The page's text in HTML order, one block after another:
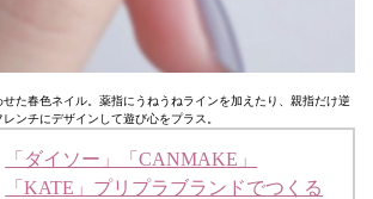
た春色ネイル。薬指にうねうねラインを加えたり、親指だけ逆
レンチにデザインして遊び心をプラス。
「ダイソー」「CANMAKE」
「KATE」プリプラブランドでつくる